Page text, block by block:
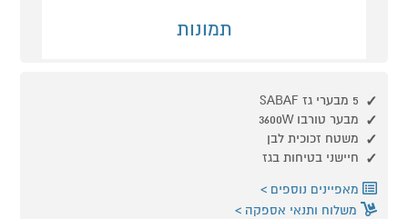
תמונות
5 מבערי גז SABAF
מבער טורבו ‎3600W
משטח זכוכית לבן
חיישני בטיחות בגז
מאפיינים נוספים
משלוח ותנאי אספקה